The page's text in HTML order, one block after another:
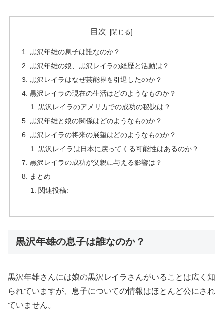
目次
黒沢年雄の息子は誰なのか？
黒沢年雄の娘、黒沢レイラの経歴と活動は？
黒沢レイラはなぜ芸能界を引退したのか？
黒沢レイラの現在の生活はどのようなものか？
黒沢レイラのアメリカでの成功の秘訣は？
黒沢年雄と娘の関係はどのようなものか？
黒沢レイラの将来の展望はどのようなものか？
黒沢レイラは日本に戻ってくる可能性はあるのか？
黒沢レイラの成功が父親に与える影響は？
まとめ
関連投稿:
黒沢年雄の息子は誰なのか？
黒沢年雄さんには娘の黒沢レイラさんがいることは広く知
られていますが、息子についての情報はほとんど公にされ
ていません。